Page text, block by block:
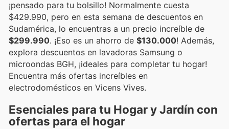
¡pensado para tu bolsillo! Normalmente cuesta
$429.990, pero en esta semana de descuentos en
Sudamérica, lo encuentras a un precio increíble de
$299.990. ¡Eso es un ahorro de $130.000! Además,
explora descuentos en lavadoras Samsung o
microondas BGH, ¡ideales para completar tu hogar!
Encuentra más ofertas increíbles en
electrodomésticos en Vicens Vives.
Esenciales para tu Hogar y Jardín con
ofertas para el hogar